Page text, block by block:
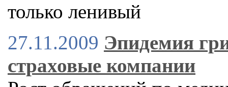
только ленивый
27.11.2009 Эпидемия
страховые компании